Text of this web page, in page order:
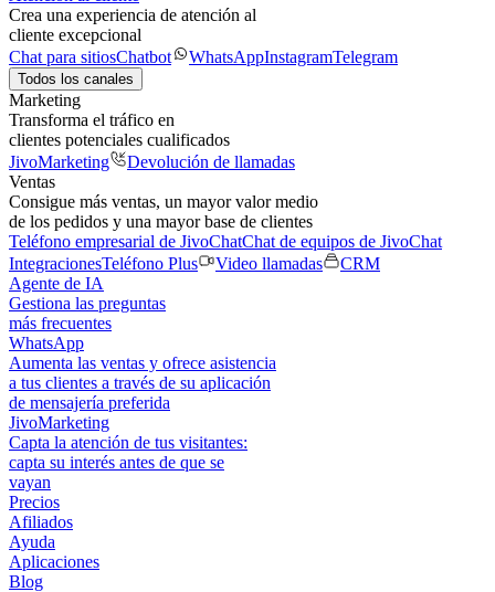
Crea una experiencia de atención al
cliente excepcional
Chat para sitiosChatbot WhatsAppInstagramTelegram
Todos los canales
Marketing
Transforma el tráfico en
clientes potenciales cualificados
JivoMarketing
Devolución de llamadas
Ventas
Consigue más ventas, un mayor valor medio
de los pedidos y una mayor base de clientes
Teléfono empresarial de JivoChatChat de equipos de JivoChat
IntegracionesTeléfono Plus Video llamadas
CRM
Agente de IA
Gestiona las preguntas
más frecuentes
WhatsApp
Aumenta las ventas y ofrece asistencia
a tus clientes a través de su aplicación
de mensajería preferida
JivoMarketing
Capta la atención de tus visitantes:
capta su interés antes de que se
vayan
Precios
Afiliados
Ayuda
Aplicaciones
Blog